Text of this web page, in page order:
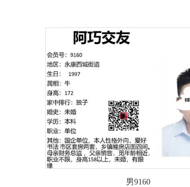
男9160